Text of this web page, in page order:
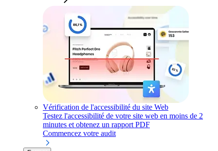
Vérification de l'accessibilité du site Web
Testez l'accessibilité de votre site web en moins de 2
minutes et obtenez un rapport PDF
Commencez votre audit